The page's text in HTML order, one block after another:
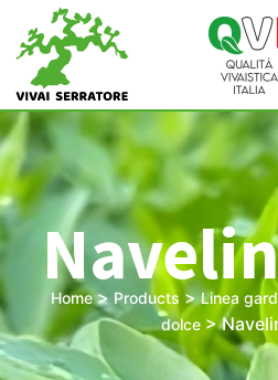
Home>Products >Linea
dolce>